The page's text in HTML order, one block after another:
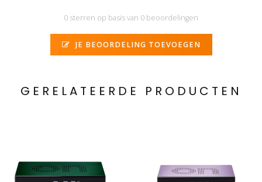
0 sterren op basis van 0 beoordelingen
JE BEOORDELING TOEVOEGEN
GERELATEERDE PRODUCTEN